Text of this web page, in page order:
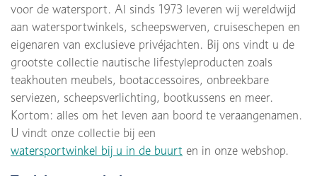
voor de watersport. Al sinds 1973 leveren wij wereldwijd
aan watersportwinkels, scheepswerven, cruiseschepen en
eigenaren van exclusieve privéjachten. Bij ons vindt u de
grootste collectie nautische lifestyleproducten zoals
teakhouten meubels, bootaccessoires, onbreekbare
serviezen, scheepsverlichting, bootkussens en meer.
Kortom: alles om het leven aan boord te veraangenamen.
U vindt onze collectie bij een
watersportwinkel bij u in de buurt en in onze webshop.